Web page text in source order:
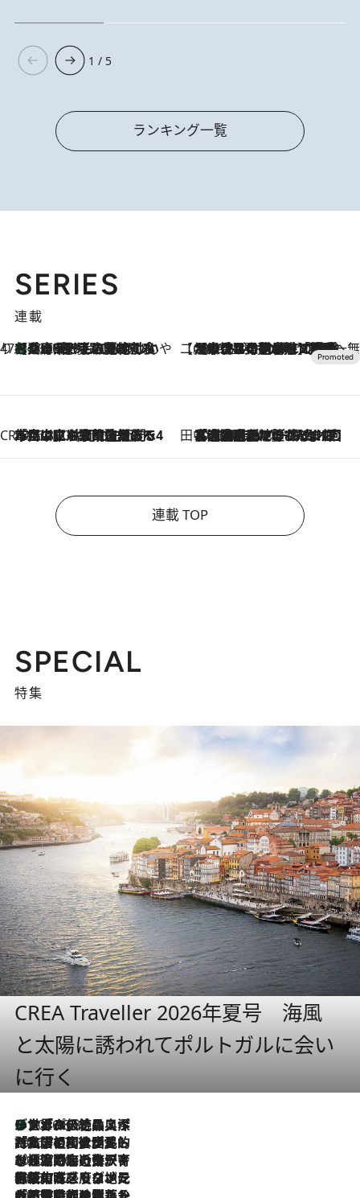
1 / 5
ランキング一覧
SERIES
連載
47都道府県の手みやげ ひんやりスイーツで夏を満喫
2026.8.8
【兵庫県】この夏絶対食べたい 冷やしておいしいおやつ3選 淡路島の恵みをジェラートに集約 【CREA×星野リゾート】唯一無二。癒しと発見が待つ場所へ
2026.8.7
【トンボの足水浴】ヒノキの香りに包まれて涼感マックス！約13℃の湧水かけ流しを避暑地「星野温泉 トンボの湯」で体験
CREA'S CHOICE
2026.8.7
「立川にも歌舞伎があるんだよ」 片岡仁左衛門・市川中車ら豪華座組みで4年目の立川立飛歌舞伎へ 田中稲の勝手に再ブーム
2026.8.7
「湘南乃風に憧れて」観客大盛上がりの“タオル回し”に、ラッパー顔負けの高速歌唱まで…さだまさし（74）のアグレッシブすぎる現在地
連載 TOP
SPECIAL
特集
CREA Traveller 2026年夏号 海風
と太陽に誘われてポルトガルに会い
に行く
2026.8.8
リスボンの絶品スイーツ「パステル・デ・ナタ」とは？ポルトガル伝統の奥深い世界へ
2026.7.27
「私の祖国はポルトガル語です」国民的詩人フェルナンド・ペソアと、彼が愛した文学の街を歩く
2026.7.26
ポルトガル近海が育む極上の海の幸。キリリと冷えた白ワインと愉しむ、シーフード専門店の贅沢
2026.7.22
伝統の味をモダンに昇華。高感度な地元客が集う、リスボンの最旬ガストロノミー